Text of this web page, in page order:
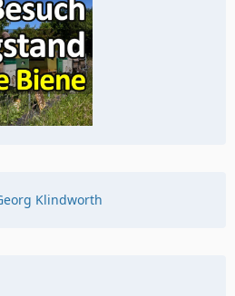
Klindworth